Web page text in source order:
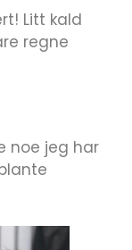
Litt kald
regne
noe jeg har